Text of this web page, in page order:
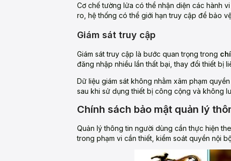
Cơ chế tường lửa có thể nhận diện các hành
ro, hệ thống có thể giới hạn truy cập để bảo
Giám sát truy cập
Giám sát truy cập là bước quan trọng trong
đăng nhập nhiều lần thất bại, thay đổi thiết bị
Dữ liệu giám sát không nhằm xâm phạm
sau khi sử dụng thiết bị công cộng và không
Chính sách bảo mật quản lý
Quản lý thông tin người dùng cần thực hiện
trong phạm vi cần thiết, kiểm soát quyền nội